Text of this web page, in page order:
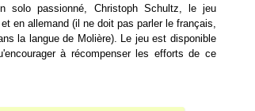
solo passionné, Christoph Schultz, le jeu
en allemand (il ne doit pas parler le français,
la langue de Molière). Le jeu est disponible
à récompenser les efforts de ce